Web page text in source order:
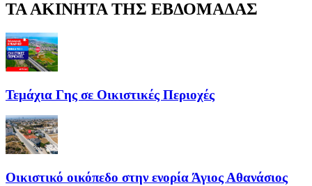
ΤΑ ΑΚΙΝΗΤΑ ΤΗΣ ΕΒΔΟΜΑΔΑΣ
Τεμάχια Γης σε Οικιστικές Περιοχές
Οικιστικό οικόπεδο στην ενορία Άγιος Αθανάσιος